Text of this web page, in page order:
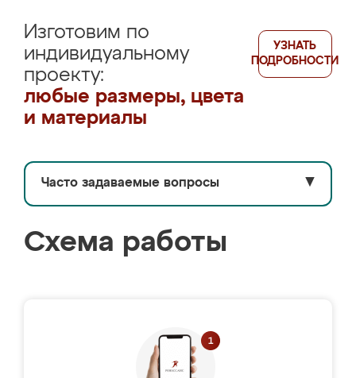
Изготовим по
индивидуальному
проекту:
любые размеры, цвета
и материалы
УЗНАТЬ
ПОДРОБНОСТИ
Часто задаваемые вопросы ▼
Схема работы